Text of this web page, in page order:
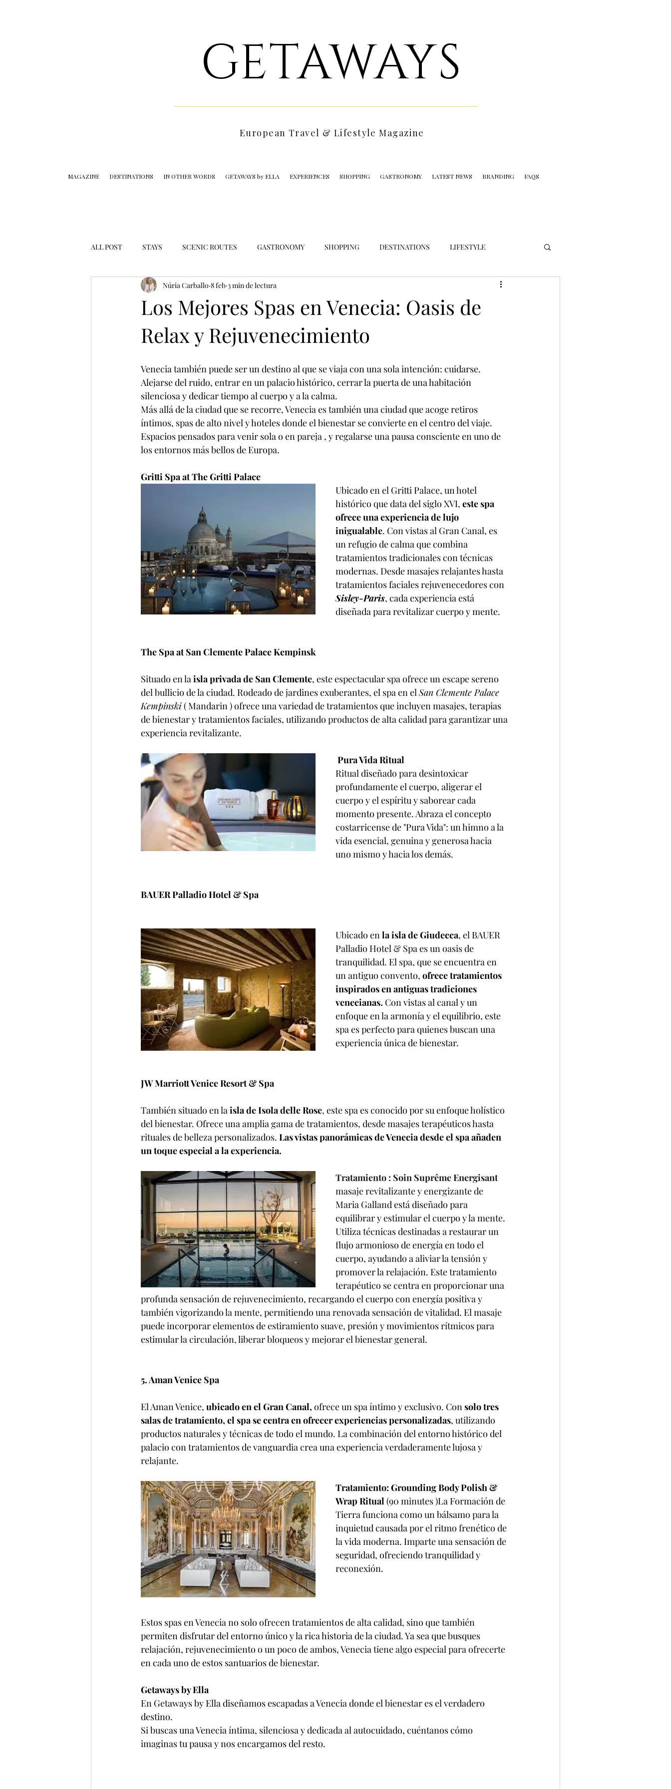
GETAWAYS
European Travel & Lifestyle Magazine
MAGAZINE DESTINATIONS IN OTHER WORDS GETAWAYS by ELLA EXPERIENCES SHOPPING GASTRONOMY LATEST NEWS BRANDING FAQS
ALL POST STAYS SCENIC ROUTES GASTRONOMY SHOPPING DESTINATIONS LIFESTYLE
IN OTHER WORDS LATEST NEWS LOVE & TRIP
Los Mejores Spas en Venecia: Oasis de
Relax y Rejuvenecimiento
Núria Carballo 8 feb 3 min de lectura
Venecia también puede ser un destino al que se viaja con una sola intención: cuidarse.
Alejarse del ruido, entrar en un palacio histórico, cerrar la puerta de una habitación
silenciosa y dedicar tiempo al cuerpo y a la calma.
Más allá de la ciudad que se recorre, Venecia es también una ciudad que acoge retiros
íntimos, spas de alto nivel y hoteles donde el bienestar se convierte en el centro del viaje.
Espacios pensados para venir sola o en pareja , y regalarse una pausa consciente en uno de
los entornos más bellos de Europa.
Gritti Spa at The Gritti Palace
Ubicado en el Gritti Palace, un hotel
histórico que data del siglo XVI, este spa
ofrece una experiencia de lujo
inigualable. Con vistas al Gran Canal, es
un refugio de calma que combina
tratamientos tradicionales con técnicas
modernas. Desde masajes relajantes hasta
tratamientos faciales rejuvenecedores con
Sisley-Paris, cada experiencia está
diseñada para revitalizar cuerpo y mente.
The Spa at San Clemente Palace Kempinsk
Situado en la isla privada de San Clemente, este espectacular spa ofrece un escape sereno
del bullicio de la ciudad. Rodeado de jardines exuberantes, el spa en el San Clemente Palace
Kempinski ( Mandarin ) ofrece una variedad de tratamientos que incluyen masajes, terapias
de bienestar y tratamientos faciales, utilizando productos de alta calidad para garantizar una
experiencia revitalizante.
Pura Vida Ritual
Ritual diseñado para desintoxicar
profundamente el cuerpo, aligerar el
cuerpo y el espíritu y saborear cada
momento presente. Abraza el concepto
costarricense de "Pura Vida": un himno a la
vida esencial, genuina y generosa hacia
uno mismo y hacia los demás.
BAUER Palladio Hotel & Spa
Ubicado en la isla de Giudecca, el BAUER
Palladio Hotel & Spa es un oasis de
tranquilidad. El spa, que se encuentra en
un antiguo convento, ofrece tratamientos
inspirados en antiguas tradiciones
venecianas. Con vistas al canal y un
enfoque en la armonía y el equilibrio, este
spa es perfecto para quienes buscan una
experiencia única de bienestar.
JW Marriott Venice Resort & Spa
También situado en la isla de Isola delle Rose, este spa es conocido por su enfoque holístico
del bienestar. Ofrece una amplia gama de tratamientos, desde masajes terapéuticos hasta
rituales de belleza personalizados. Las vistas panorámicas de Venecia desde el spa añaden
un toque especial a la experiencia.
Tratamiento : Soin Suprême Energisant
masaje revitalizante y energizante de
Maria Galland está diseñado para
equilibrar y estimular el cuerpo y la mente.
Utiliza técnicas destinadas a restaurar un
flujo armonioso de energía en todo el
cuerpo, ayudando a aliviar la tensión y
promover la relajación. Este tratamiento
terapéutico se centra en proporcionar una
profunda sensación de rejuvenecimiento, recargando el cuerpo con energía positiva y
también vigorizando la mente, permitiendo una renovada sensación de vitalidad. El masaje
puede incorporar elementos de estiramiento suave, presión y movimientos rítmicos para
estimular la circulación, liberar bloqueos y mejorar el bienestar general.
5. Aman Venice Spa
El Aman Venice, ubicado en el Gran Canal, ofrece un spa íntimo y exclusivo. Con solo tres
salas de tratamiento, el spa se centra en ofrecer experiencias personalizadas, utilizando
productos naturales y técnicas de todo el mundo. La combinación del entorno histórico del
palacio con tratamientos de vanguardia crea una experiencia verdaderamente lujosa y
relajante.
Tratamiento: Grounding Body Polish &
Wrap Ritual (90 minutes )La Formación de
Tierra funciona como un bálsamo para la
inquietud causada por el ritmo frenético de
la vida moderna. Imparte una sensación de
seguridad, ofreciendo tranquilidad y
reconexión.
Estos spas en Venecia no solo ofrecen tratamientos de alta calidad, sino que también
permiten disfrutar del entorno único y la rica historia de la ciudad. Ya sea que busques
relajación, rejuvenecimiento o un poco de ambos, Venecia tiene algo especial para ofrecerte
en cada uno de estos santuarios de bienestar.
Getaways by Ella
En Getaways by Ella diseñamos escapadas a Venecia donde el bienestar es el verdadero
destino.
Si buscas una Venecia íntima, silenciosa y dedicada al autocuidado, cuéntanos cómo
imaginas tu pausa y nos encargamos del resto.